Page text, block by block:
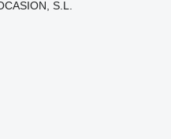
S.L.